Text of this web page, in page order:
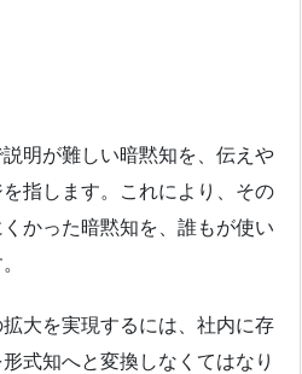
明が難しい暗黙知を、伝えや
指します。これにより、その
かった暗黙知を、誰もが使い
大を実現するには、社内に存
式知へと変換しなくてはなり